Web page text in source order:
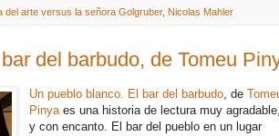
del arte versus la señora Golgruber, Nicolas Mahler
del barbudo, de Tomeu
Un pueblo blanco. El bar del barbudo, de
Pinyaes una historia de lectura muy
y con encanto. El bar del pueblo en un lugar